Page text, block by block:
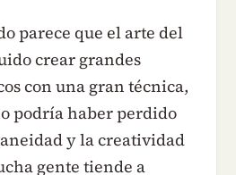
parece que el arte del
crear grandes
con una gran técnica,
podría haber perdido
y la creatividad
gente tiende a